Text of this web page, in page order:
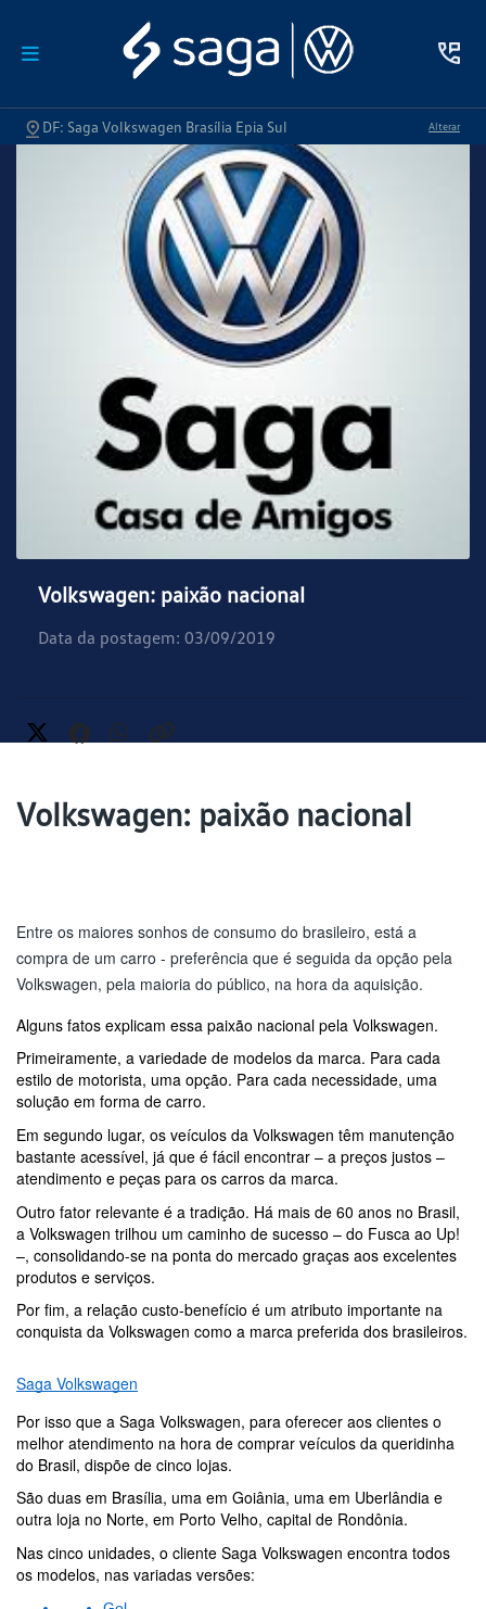
DF: Saga Volkswagen Brasília Epia Sul Alterar
Volkswagen: paixão nacional
Data da postagem: 03/09/2019
Volkswagen: paixão nacional
Entre os maiores sonhos de consumo do brasileiro, está a
compra de um carro - preferência que é seguida da opção pela
Volkswagen, pela maioria do público, na hora da aquisição.
Alguns fatos explicam essa paixão nacional pela Volkswagen.
Primeiramente, a variedade de modelos da marca. Para cada
estilo de motorista, uma opção. Para cada necessidade, uma
solução em forma de carro.
Em segundo lugar, os veículos da Volkswagen têm manutenção
bastante acessível, já que é fácil encontrar – a preços justos –
atendimento e peças para os carros da marca.
Outro fator relevante é a tradição. Há mais de 60 anos no Brasil,
a Volkswagen trilhou um caminho de sucesso – do Fusca ao Up!
–, consolidando-se na ponta do mercado graças aos excelentes
produtos e serviços.
Por fim, a relação custo-benefício é um atributo importante na
conquista da Volkswagen como a marca preferida dos brasileiros.
Saga Volkswagen
Por isso que a Saga Volkswagen, para oferecer aos clientes o
melhor atendimento na hora de comprar veículos da queridinha
do Brasil, dispõe de cinco lojas.
São duas em Brasília, uma em Goiânia, uma em Uberlândia e
outra loja no Norte, em Porto Velho, capital de Rondônia.
Nas cinco unidades, o cliente Saga Volkswagen encontra todos
os modelos, nas variadas versões: